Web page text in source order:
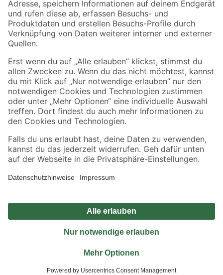
Zahlungsarten Versandarten
Sicher einkaufen
Jetzt die toom-App herunterladen
Alle Preisangaben in EUR inkl. gesetzl. MwSt.. Die dargestellten Angebote sind unter
Umständen nicht in allen Märkten verfügbar. Die angegebenen Verfügbarkeiten beziehen
Produkte nur solange der Vorrat reicht.
*Paketversand ab 59 € versandkostenfrei, gilt nicht für Artikel mit Speditionsversand, hier
Privatsphäre Impressum
Nutzungsbedingungen
Widerrufsrecht
Vertrag widerrufen
© 2026 toom Baumarkt GmbH